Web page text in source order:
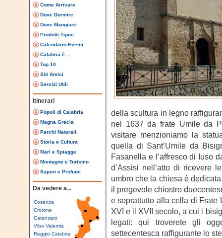
Come Arrivare
Dove Dormire
Dove Mangiare
Prodotti Tipici
Calendario Eventi
Calabria è ...
Top 10
Siti Amici
Servizi Utili
Itinerari
Popoli di Calabria
Magna Grecia
Parchi Naturali
Storia e Cultura
Mari e Spiagge
Montagne e Turismo
Sapori e Profumi
Da vedere a...
Cosenza
Crotone
Catanzaro
Vibo Valentia
Reggio Calabria
della scultura in legno
nel 1637 da frate Umile da
visitare menzioniamo la
quella di Sant’Umile da
Fasanella e l’affresco di Iuso
d’Assisi nell’atto di ricevere
umbro che la chiesa è
il pregevole chiostro
e soprattutto alla cella di Frate
XVI e il XVII secolo, a cui i
legati: qui troverete gli
settecentesca raffigurante lo